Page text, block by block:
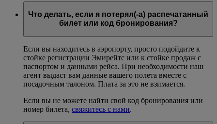
Что делать, если я потерял(-а) распечатанный
билет или код бронирования?
Если вы находитесь в аэропорту, просто подойдите к
стойке регистрации Эмирейтс или к стойке продаж с
паспортом и данными рейса. При необходимости наш
агент выдаст вам данные вашего полета вместе с
посадочным талоном. Плата за это не взимается.
Если вы не можете найти свой код бронирования или
номер билета, свяжитесь с нами.